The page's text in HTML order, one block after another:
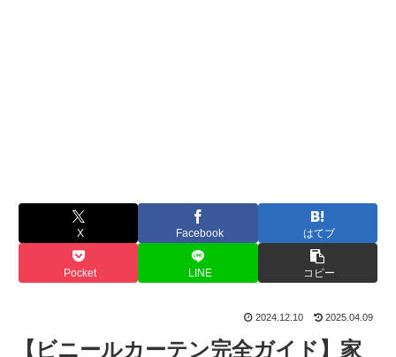
X Facebook はてブ
Pocket LINE コピー
2024.12.10 2025.04.09
【ビニールカーテン完全ガイド】家